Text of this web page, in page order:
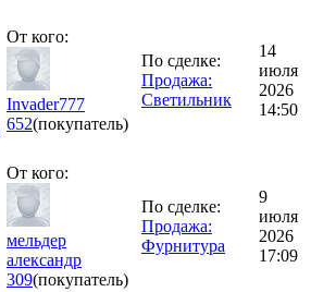
От кого:
Invader777
652(покупатель)
По сделке:
Продажа:
Светильник
14
июля
2026
14:50
От кого:
мельдер
александр
309(покупатель)
По сделке:
Продажа:
Фурнитура
9
июля
2026
17:09